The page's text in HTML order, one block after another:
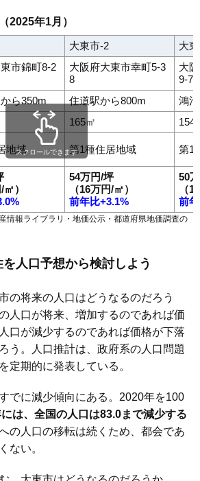
2025年1月）
大東市-2 大
市錦町8-2
大阪府大東市幸町5-3
8
大
9-7
ら350m 住道駅から800m
鴻
165㎡ 154
地域 第1種住居地域 第1
㎡）
54万円/坪
（16万円/㎡）
前年比+3.1%
50
（
前
スクロールできます
情報ライブラリ・地価公示・都道府県地価調査の
人口予想から検討しよう
の将来の人口はどうなるのだろう
人口が将来、増加するのであれば価
口が減少するのであれば価格が下落
う。人口推計は、政府系の人口問題
定期的に発表している。
でに減少傾向にある。2020年を100
は、全国の人口は83.0まで減少する
の人口の移転は続くため、都会であ
ない。